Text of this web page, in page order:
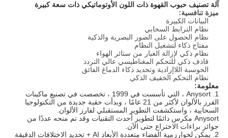
آلة تصنيف حبوب القهوة ذات اللون الأوتوماتيكي ذات سعة كبيرة
ميزة تنافسية:
البيانات الكبيرة
نظام الترابط السحابي
نظام الحصول على الصور البصرية والذكية
مفتاح ذكاء لتشغيل النظام
نظام ذكي لإزالة الغبار من ستائر الهواء
قاذف ذكي للتحكم المغناطيسي عالي التردد
الحوسبة اللاإرادية وتحديد ذكاء الدماغ الفائق
نظام التحكم الخفيف الذكي
معلومة:
1. Anysort ، التي تأسست في 1999 ، تخصصت في تصنيع ماكينات
الفرز بالألوان لأكثر من 21 عامًا ، وبدأت حقبة جديدة من التكنولوجيا
السحابية ، واستكشفت التطوير المستقبلي لفارز الألوان.
Anysort مكرس دائمًا لتطوير أحدث التقنيات وقد تم منحه عددًا من
جوائز براءات الاختراع حتى الآن.
2. يمكن لخوارزمية الفضاء متعددة الأبعاد AI + تحديد الاختلافات الدقيقة